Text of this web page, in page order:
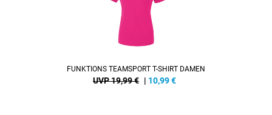
FUNKTIONS TEAMSPORT T-SHIRT DAMEN
UVP 19,99 € | 10,99€